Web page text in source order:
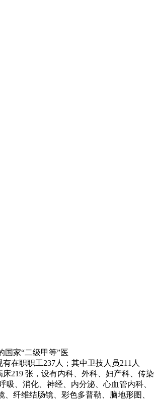
国家“二级甲等”医
职工237人；其中卫技人员211人
219 张，设有内科、外科、妇产科、传染
、消化、神经、内分泌、心血管内科、
纤维结肠镜、彩色多普勒、脑地形图、